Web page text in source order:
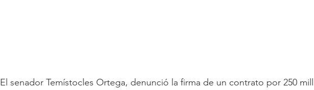
El senador Temístocles Ortega, denunció la firma de un contrato por 250